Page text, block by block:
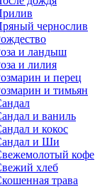
чернослив
и ландыш
и лилия
и перец
и тимьян
и ваниль
и кокос
и Ши
кофе
хлеб
трава